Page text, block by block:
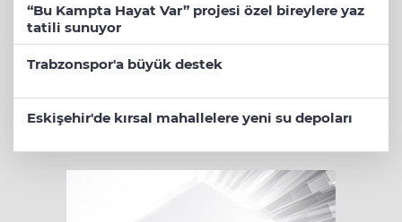
“Bu Kampta Hayat Var” projesi özel bireylere yaz
tatili sunuyor
Trabzonspor'a büyük destek
Eskişehir'de kırsal mahallelere yeni su depoları